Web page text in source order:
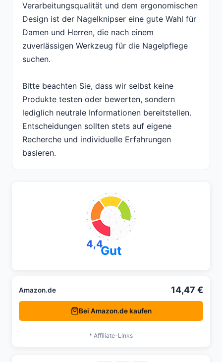
Verarbeitungsqualität und dem ergonomischen
Design ist der Nagelknipser eine gute Wahl für
Damen und Herren, die nach einem
zuverlässigen Werkzeug für die Nagelpflege
suchen.
Bitte beachten Sie, dass wir selbst keine
Produkte testen oder bewerten, sondern
lediglich neutrale Informationen bereitstellen.
Entscheidungen sollten stets auf eigene
Recherche und individuelle Erfahrungen
basieren.
4,4Gut
Amazon.de 14,47 €
Bei Amazon.de kaufen
* Affiliate-Links